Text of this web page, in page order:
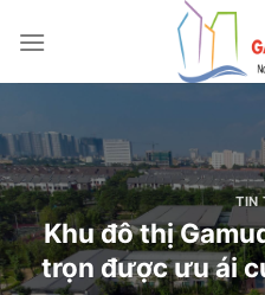
qua
TIN
Khu đô thị
trọn được ưu ái